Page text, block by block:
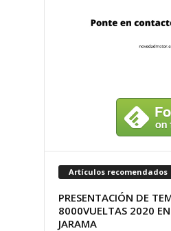
Artículos recomendados
PRESENTACIÓN DE
8000VUELTAS 2020
JARAMA